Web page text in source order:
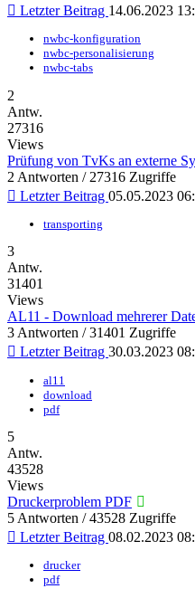
Letzter Beitrag 14.06.2023
nwbc-konfiguration
nwbc-personalisierung
nwbc-tabs
2
Antw.
27316
Views
Prüfung von TvKs an externe
2 Antworten / 27316 Zugriffe
Letzter Beitrag 05.05.2023
transporting
3
Antw.
31401
Views
AL11 - Download mehrerer
3 Antworten / 31401 Zugriffe
Letzter Beitrag 30.03.2023
al11
download
pdf
5
Antw.
43528
Views
Druckerproblem PDF
5 Antworten / 43528 Zugriffe
Letzter Beitrag 08.02.2023
drucker
pdf